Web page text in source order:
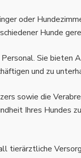
oder
Hunde
Sie bieten
und zu
sowie die
Ihres Hundes
tierärztliche